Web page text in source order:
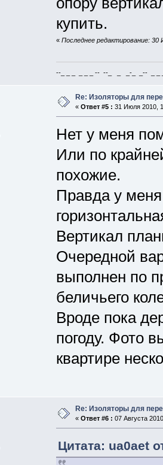
купить.
« Последнее редактирование:
--_ _ _ _ _ _ -- --_ _ _-_ _-- _ _
Re: Изоляторы для
« Ответ #5 : 31 Июля 2010,
Нет у меня
Или по
похожие.
Правда у меня
Вертикал
Очередной
выполнен по
беличьего
Вроде пока
погоду. Фото
квартире
Re: Изоляторы для
« Ответ #6 : 07 Августа
Цитата: ua0aet